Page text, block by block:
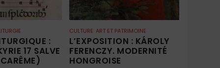
:
17 SALVE
CULTURE ART ET PATRIMOINE
L’EXPOSITION : KÁROLY
FERENCZY. MODERNITÉ
HONGROISE